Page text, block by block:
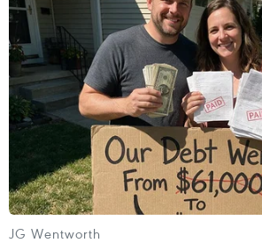
TIN LIÊN QUAN
JG Wentworth